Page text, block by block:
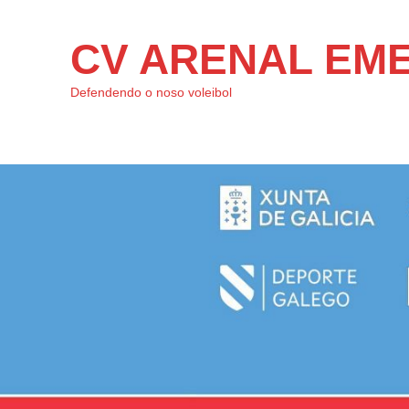
CV ARENAL
Defendendo o noso voleibol